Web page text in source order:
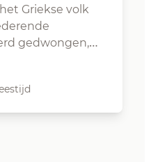
Griekse volk
gedwongen,…